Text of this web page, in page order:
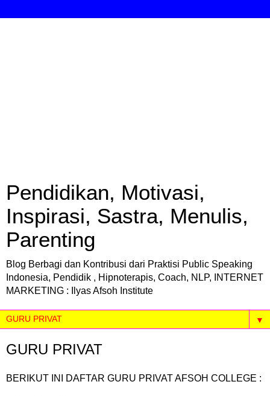
Pendidikan, Motivasi,
Inspirasi, Sastra, Menulis,
Parenting
Blog Berbagi dan Kontribusi dari Praktisi Public Speaking
Indonesia, Pendidik , Hipnoterapis, Coach, NLP, INTERNET
MARKETING : Ilyas Afsoh Institute
▼
GURU PRIVAT
BERIKUT INI DAFTAR GURU PRIVAT AFSOH COLLEGE :